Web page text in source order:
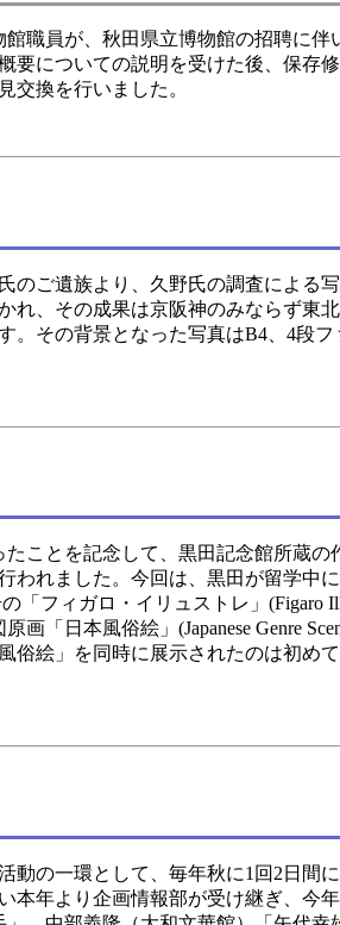
職員が、秋田県立博物館の招聘に伴
要についての説明を受けた後、保存
交換を行いました。
ご遺族より、久野氏の調査による
、その成果は京阪神のみならず東
。その背景となった写真はB4、4
ことを記念して、黒田記念館所蔵の
われました。今回は、黒田が留学中
「フィガロ・イリュストレ」(Figaro
「日本風俗絵」(Japanese Genre
俗絵」を同時に展示されたのは初め
の一環として、毎年秋に1回2日間
年より企画情報部が受け継ぎ、今